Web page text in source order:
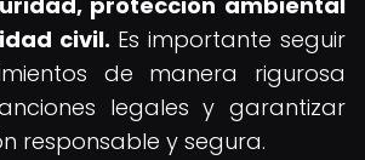
civil. Es importante seguir
de manera rigurosa
legales y garantizar
responsable y segura.